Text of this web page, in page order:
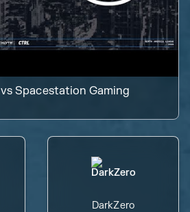
vsSpacestation Gaming
DarkZero